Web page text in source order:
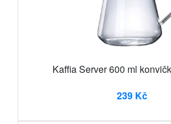
Kaffia Server 600 ml
239 Kč